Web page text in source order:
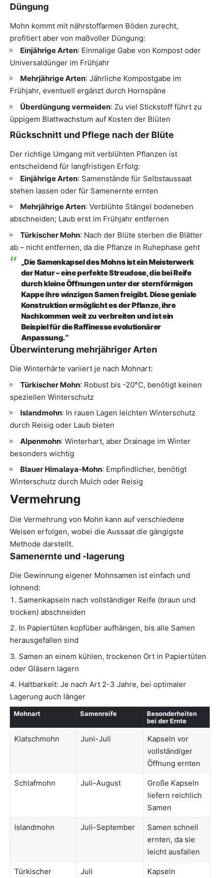
Düngung
Mohn kommt mit nährstoffarmen Böden zurecht,
profitiert aber von maßvoller Düngung:
Einjährige Arten: Einmalige Gabe von Kompost oder
Universaldünger im Frühjahr
Mehrjährige Arten: Jährliche Kompostgabe im
Frühjahr, eventuell ergänzt durch Hornspäne
Überdüngung vermeiden: Zu viel Stickstoff führt zu
üppigem Blattwachstum auf Kosten der Blüten
Rückschnitt und Pflege nach der Blüte
Der richtige Umgang mit verblühten Pflanzen ist
entscheidend für langfristigen Erfolg:
Einjährige Arten: Samenstände für Selbstaussaat
stehen lassen oder für Samenernte ernten
Mehrjährige Arten: Verblühte Stängel bodeneben
abschneiden; Laub erst im Frühjahr entfernen
Türkischer Mohn: Nach der Blüte sterben die Blätter
ab – nicht entfernen, da die Pflanze in Ruhephase geht
„Die Samenkapsel des Mohns ist ein Meisterwerk
der Natur – eine perfekte Streudose, die bei Reife
durch kleine Öffnungen unter der sternförmigen
Kappe ihre winzigen Samen freigibt. Diese geniale
Konstruktion ermöglicht es der Pflanze, ihre
Nachkommen weit zu verbreiten und ist ein
Beispiel für die Raffinesse evolutionärer
Anpassung.“
Überwinterung mehrjähriger Arten
Die Winterhärte variiert je nach Mohnart:
Türkischer Mohn: Robust bis -20°C, benötigt keinen
speziellen Winterschutz
Islandmohn: In rauen Lagen leichten Winterschutz
durch Reisig oder Laub bieten
Alpenmohn: Winterhart, aber Drainage im Winter
besonders wichtig
Blauer Himalaya-Mohn: Empfindlicher, benötigt
Winterschutz durch Mulch oder Reisig
Vermehrung
Die Vermehrung von Mohn kann auf verschiedene
Weisen erfolgen, wobei die Aussaat die gängigste
Methode darstellt.
Samenernte und -lagerung
Die Gewinnung eigener Mohnsamen ist einfach und
lohnend:
Samenkapseln nach vollständiger Reife (braun und
trocken) abschneiden
In Papiertüten kopfüber aufhängen, bis alle Samen
herausgefallen sind
Samen an einem kühlen, trockenen Ort in Papiertüten
oder Gläsern lagern
Haltbarkeit: Je nach Art 2-3 Jahre, bei optimaler
Lagerung auch länger
Mohnart Samenreife
Besonderheiten
bei der Ernte
Klatschmohn Juni-Juli
Kapseln vor
vollständiger
Öffnung ernten
Schlafmohn Juli-August
Große Kapseln
liefern reichlich
Samen
Islandmohn Juli-September
Samen schnell
ernten, da sie
leicht ausfallen
Türkischer
Juli
Kapseln